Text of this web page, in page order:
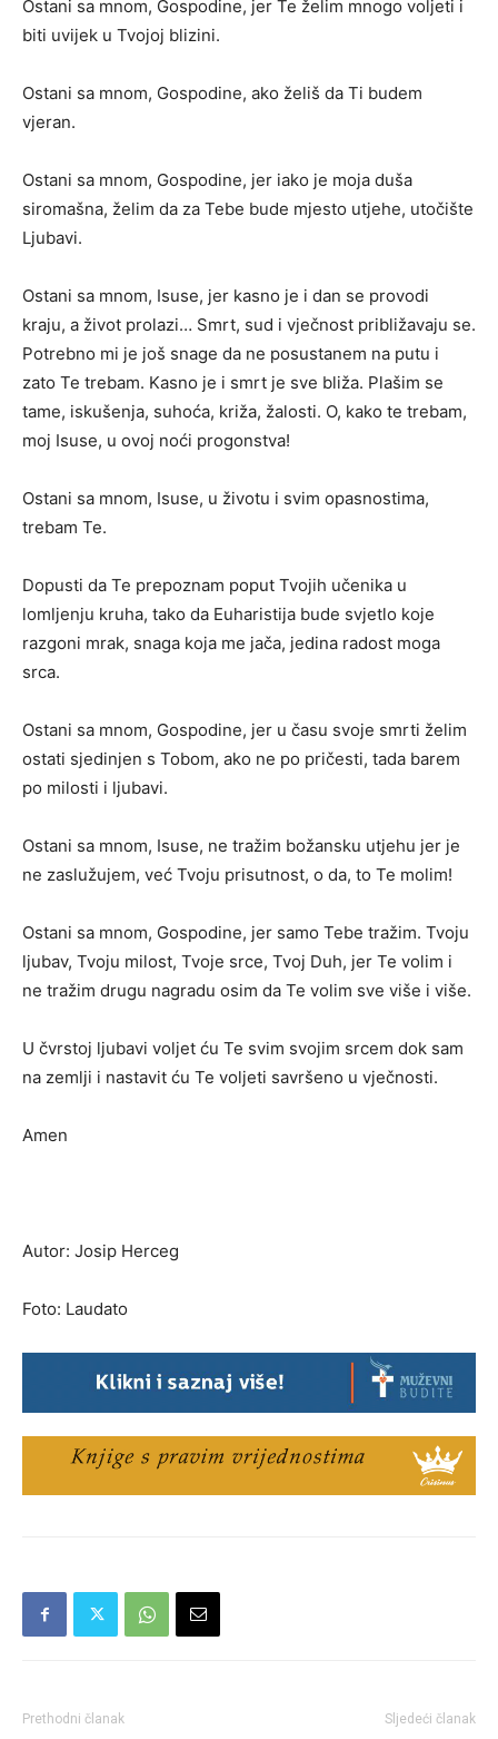
Ostani sa mnom, Gospodine, jer Te želim mnogo voljeti i
biti uvijek u Tvojoj blizini.
Ostani sa mnom, Gospodine, ako želiš da Ti budem
vjeran.
Ostani sa mnom, Gospodine, jer iako je moja duša
siromašna, želim da za Tebe bude mjesto utjehe, utočište
Ljubavi.
Ostani sa mnom, Isuse, jer kasno je i dan se provodi
kraju, a život prolazi… Smrt, sud i vječnost približavaju se.
Potrebno mi je još snage da ne posustanem na putu i
zato Te trebam. Kasno je i smrt je sve bliža. Plašim se
tame, iskušenja, suhoća, križa, žalosti. O, kako te trebam,
moj Isuse, u ovoj noći progonstva!
Ostani sa mnom, Isuse, u životu i svim opasnostima,
trebam Te.
Dopusti da Te prepoznam poput Tvojih učenika u
lomljenju kruha, tako da Euharistija bude svjetlo koje
razgoni mrak, snaga koja me jača, jedina radost moga
srca.
Ostani sa mnom, Gospodine, jer u času svoje smrti želim
ostati sjedinjen s Tobom, ako ne po pričesti, tada barem
po milosti i ljubavi.
Ostani sa mnom, Isuse, ne tražim božansku utjehu jer je
ne zaslužujem, već Tvoju prisutnost, o da, to Te molim!
Ostani sa mnom, Gospodine, jer samo Tebe tražim. Tvoju
ljubav, Tvoju milost, Tvoje srce, Tvoj Duh, jer Te volim i
ne tražim drugu nagradu osim da Te volim sve više i više.
U čvrstoj ljubavi voljet ću Te svim svojim srcem dok sam
na zemlji i nastavit ću Te voljeti savršeno u vječnosti.
Amen
Autor: Josip Herceg
Foto: Laudato
Prethodni članak Sljedeći članak